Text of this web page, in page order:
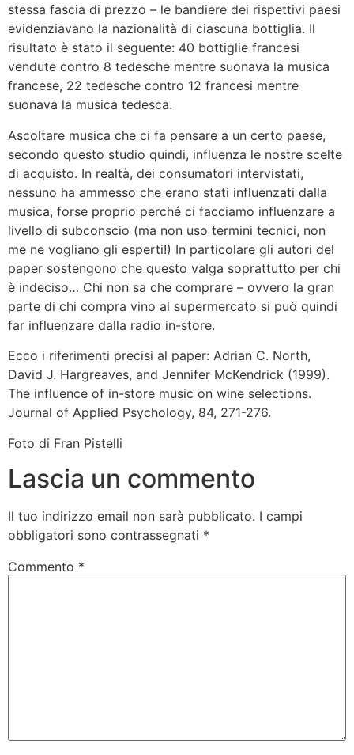
stessa fascia di prezzo – le bandiere dei rispettivi paesi
evidenziavano la nazionalità di ciascuna bottiglia. Il
risultato è stato il seguente: 40 bottiglie francesi
vendute contro 8 tedesche mentre suonava la musica
francese, 22 tedesche contro 12 francesi mentre
suonava la musica tedesca.
Ascoltare musica che ci fa pensare a un certo paese,
secondo questo studio quindi, influenza le nostre scelte
di acquisto. In realtà, dei consumatori intervistati,
nessuno ha ammesso che erano stati influenzati dalla
musica, forse proprio perché ci facciamo influenzare a
livello di subconscio (ma non uso termini tecnici, non
me ne vogliano gli esperti!) In particolare gli autori del
paper sostengono che questo valga soprattutto per chi
è indeciso… Chi non sa che comprare – ovvero la gran
parte di chi compra vino al supermercato si può quindi
far influenzare dalla radio in-store.
Ecco i riferimenti precisi al paper: Adrian C. North,
David J. Hargreaves, and Jennifer McKendrick (1999).
The influence of in-store music on wine selections.
Journal of Applied Psychology, 84, 271-276.
Foto di Fran Pistelli
Lascia un commento
Il tuo indirizzo email non sarà pubblicato. I campi
obbligatori sono contrassegnati *
Commento *